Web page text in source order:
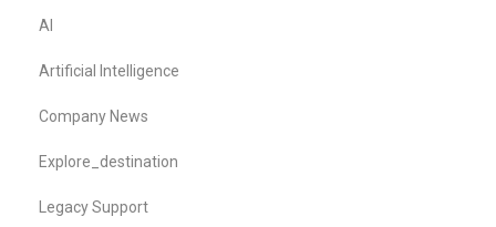
AI
Artificial Intelligence
Company News
Explore_destination
Legacy Support